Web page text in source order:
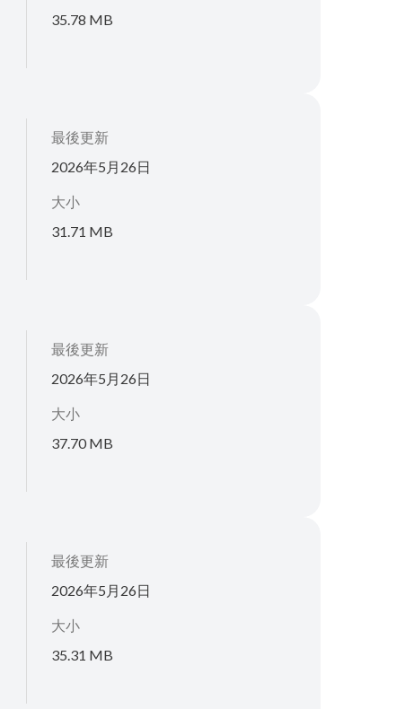
35.78 MB
最後更新
2026年5月26日
大小
31.71 MB
最後更新
2026年5月26日
大小
37.70 MB
最後更新
2026年5月26日
大小
35.31 MB